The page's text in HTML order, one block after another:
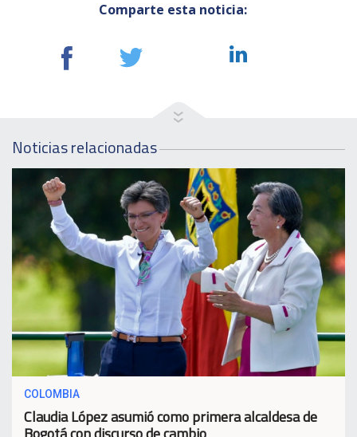
Comparte esta noticia:
Noticias relacionadas
COLOMBIA
Claudia López asumió como primera alcaldesa de